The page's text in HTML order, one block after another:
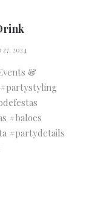
27, 2024
&
#baloes
#partydetails